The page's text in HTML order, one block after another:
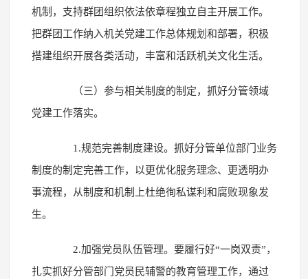
机制，支持群团组织依法依章程独立自主开展工作。
把群团工作纳入机关党建工作总体规划和部署，积极
搭建组织开展各类活动，丰富和活跃机关文化生活。
（三）参与相关制度的制定，抓好分管领域
党建工作落实。
1.规范完善制度建设。抓好分管单位部门业务
制度的制定完善工作，以更优化服务理念、更透明办
事流程，从制度和机制上杜绝徇私谋利和腐败现象发
生。
2.加强党员队伍管理。要履行好“一岗双责”，
扎实抓好分管部门党员民辅警的教育管理工作，通过